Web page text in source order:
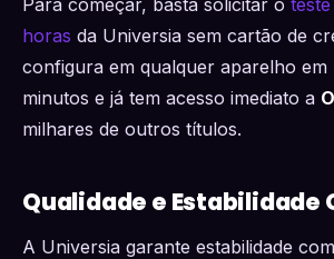
Para começar, basta solicitar o
horas da Universia sem cartão de
configura em qualquer aparelho em
minutos e já tem acesso imediato a
milhares de outros títulos.
Qualidade e Estabilidade
A Universia garante estabilidade